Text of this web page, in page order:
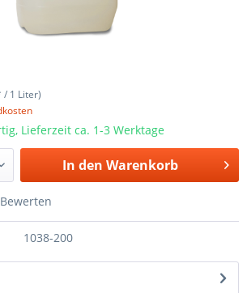
/ 1 Liter)
Lieferzeit ca. 1-3 Werktage
In den Warenkorb
Bewerten
1038-200